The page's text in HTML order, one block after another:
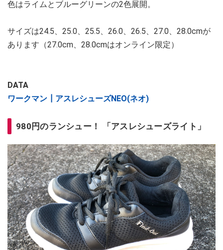
色はライムとブルーグリーンの2色展開。
サイズは24.5、25.0、25.5、26.0、26.5、27.0、28.0cmが
あります（27.0cm、28.0cmはオンライン限定）
DATA
ワークマン┃アスレシューズNEO(ネオ)
980円のランシュー！ 「アスレシューズライト」